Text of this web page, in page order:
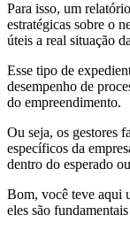
Para isso, um
estratégicas sobre o
úteis a real situação
Esse tipo de
desempenho de
do empreendimento.
Ou seja, os gestores
específicos da
dentro do esperado
Bom, você teve aqui
eles são